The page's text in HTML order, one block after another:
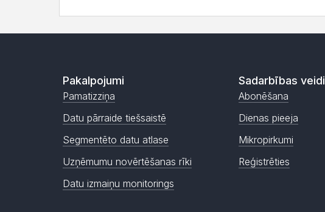
Pakalpojumi
Pamatizziņa
Datu pārraide tiešsaistē
Segmentēto datu atlase
Uzņēmumu novērtēšanas rīki
Datu izmaiņu monitorings
Sadarbības veidi
Abonēšana
Dienas pieeja
Mikropirkumi
Reģistrēties